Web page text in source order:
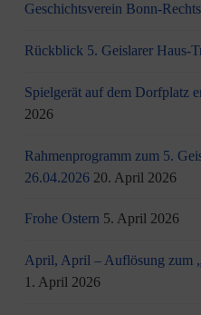
Geschichtsverein Bonn-
Rückblick 5. Geislarer Haus-
Spielgerät auf dem Dorfplatz
2026
Rahmenprogramm zum 5.
26.04.2026 20. April 2026
Frohe Ostern 5. April 2026
April, April – Auflösung zum
1. April 2026